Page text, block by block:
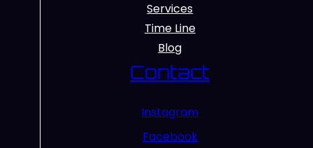
Services
Time Line
Blog
Contact
Instagram
Facebook